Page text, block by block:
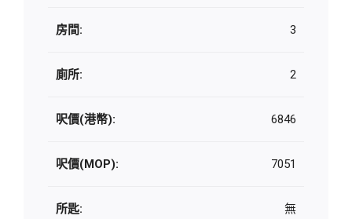
房間: 3
廁所: 2
呎價(港幣): 6846
呎價(MOP): 7051
所匙: 無